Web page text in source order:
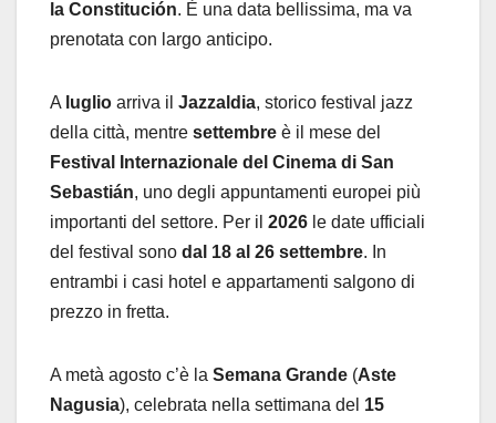
la Constitución. È una data bellissima, ma va
prenotata con largo anticipo.
A luglio arriva il Jazzaldia, storico festival jazz
della città, mentre settembre è il mese del
Festival Internazionale del Cinema di San
Sebastián, uno degli appuntamenti europei più
importanti del settore. Per il 2026 le date ufficiali
del festival sono dal 18 al 26 settembre. In
entrambi i casi hotel e appartamenti salgono di
prezzo in fretta.
A metà agosto c’è la Semana Grande (Aste
Nagusia), celebrata nella settimana del 15